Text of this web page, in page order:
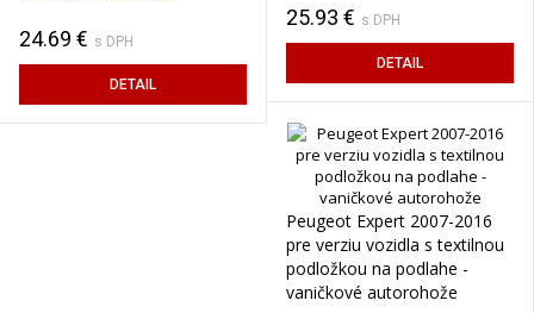
24.69 € s DPH
DETAIL
25.93 € s DPH
DETAIL
Peugeot Expert 2007-2016
pre verziu vozidla s textilnou
podložkou na podlahe -
vaničkové autorohože